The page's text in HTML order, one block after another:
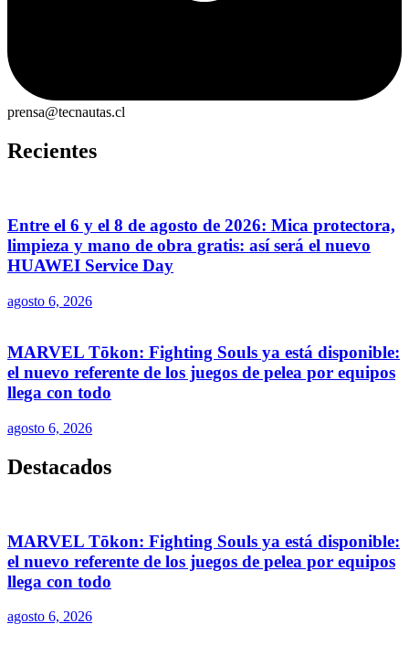
prensa@tecnautas.cl
Recientes
Entre el 6 y el 8 de agosto de 2026: Mica protectora,
limpieza y mano de obra gratis: así será el nuevo
HUAWEI Service Day
agosto 6, 2026
MARVEL Tōkon: Fighting Souls ya está disponible:
el nuevo referente de los juegos de pelea por equipos
llega con todo
agosto 6, 2026
Destacados
MARVEL Tōkon: Fighting Souls ya está disponible:
el nuevo referente de los juegos de pelea por equipos
llega con todo
agosto 6, 2026